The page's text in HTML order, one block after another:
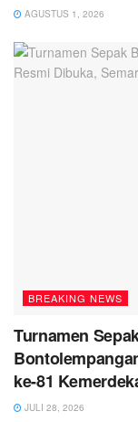
AGUSTUS 1, 2026
BREAKING NEWS
Turnamen
ke-81
JULI 28, 2026